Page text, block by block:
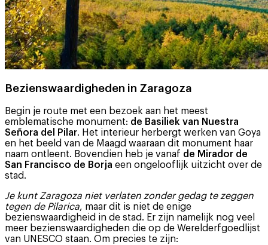
Bezienswaardigheden in Zaragoza
Begin je route met een bezoek aan het meest
emblematische monument: de Basiliek van Nuestra
Señora del Pilar. Het interieur herbergt werken van Goya
en het beeld van de Maagd waaraan dit monument haar
naam ontleent. Bovendien heb je vanaf de Mirador de
San Francisco de Borja een ongelooflijk uitzicht over de
stad.
Je kunt Zaragoza niet verlaten zonder gedag te zeggen
tegen de Pilarica, maar dit is niet de enige
bezienswaardigheid in de stad. Er zijn namelijk nog veel
meer bezienswaardigheden die op de Werelderfgoedlijst
van UNESCO staan. Om precies te zijn: